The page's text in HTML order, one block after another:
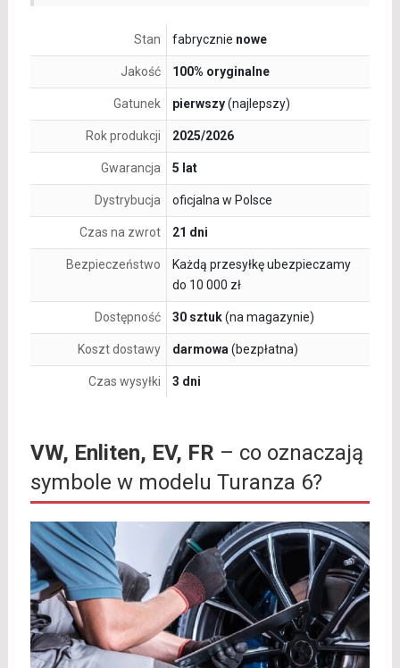
Stan fabrycznie nowe
Jakość 100% oryginalne
Gatunek pierwszy(najlepszy)
Rok produkcji 2025/2026
Gwarancja 5 lat
Dystrybucja oficjalna w Polsce
Czas na zwrot 21 dni
Bezpieczeństwo
Każdą przesyłkę ubezpieczamy
do 10 000 zł
Dostępność 30 sztuk(na magazynie)
Koszt dostawy darmowa (bezpłatna)
Czas wysyłki 3 dni
VW, Enliten, EV, FR – co oznaczają
symbole w modelu Turanza 6?